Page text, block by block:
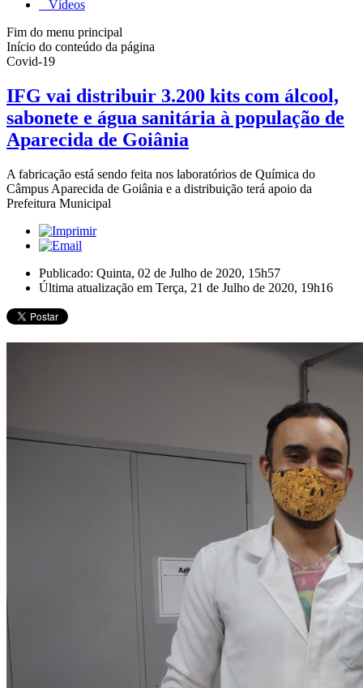
Vídeos
Fim do menu principal
Início do conteúdo da página
Covid-19
IFG vai distribuir 3.200 kits com álcool,
sabonete e água sanitária à população de
Aparecida de Goiânia
A fabricação está sendo feita nos laboratórios de Química do
Câmpus Aparecida de Goiânia e a distribuição terá apoio da
Prefeitura Municipal
Publicado: Quinta, 02 de Julho de 2020, 15h57
Última atualização em Terça, 21 de Julho de 2020, 19h16